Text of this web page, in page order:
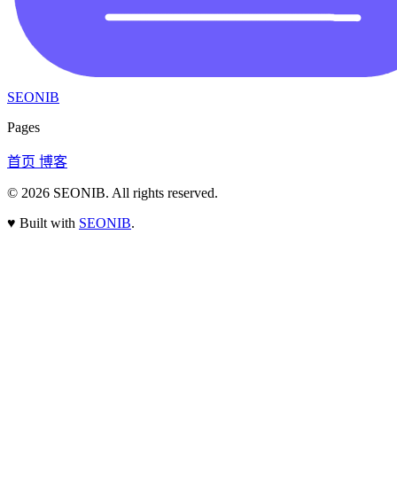
SEONIB
Pages
首页 博客
© 2026 SEONIB. All rights reserved.
♥ Built with SEONIB.